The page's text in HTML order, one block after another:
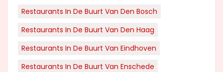
Restaurants In De Buurt Van Den Bosch
Restaurants In De Buurt Van Den Haag
Restaurants In De Buurt Van Eindhoven
Restaurants In De Buurt Van Enschede